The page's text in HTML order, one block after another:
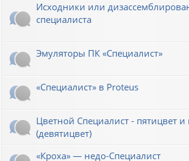
Исходники или
специалиста
Эмуляторы ПК «Специалист»
«Специалист» в Proteus
Цветной Специалист - пятицвет
(девятицвет)
«Кроха» — недо-Специалист